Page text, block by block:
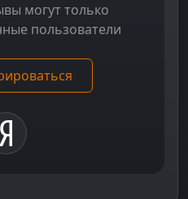
могут только
пользователи